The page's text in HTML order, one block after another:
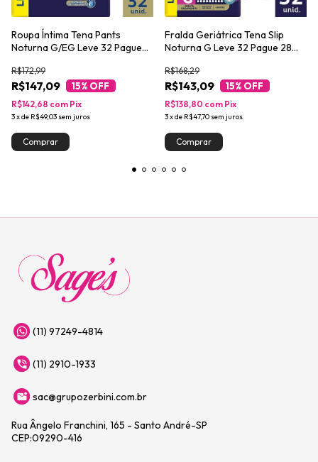
Roupa Íntima Tena Pants
Noturna G/EG Leve 32 Pague
R$147,09
R$172,99
15% OFF
3xde R$49,03 sem juros
R$142,68 com Pix
Fralda Geriátrica Tena Slip
Noturna G Leve 32 Pague 28
R$143,09
R$168,29
15% OFF
3xde R$47,70 sem juros
R$138,80 com Pix
(11) 97249-4814
(11) 2910-1933
sac@grupozerbini.com.br
Rua Ângelo Franchini, 165 - Santo André-SP
CEP:09290-416